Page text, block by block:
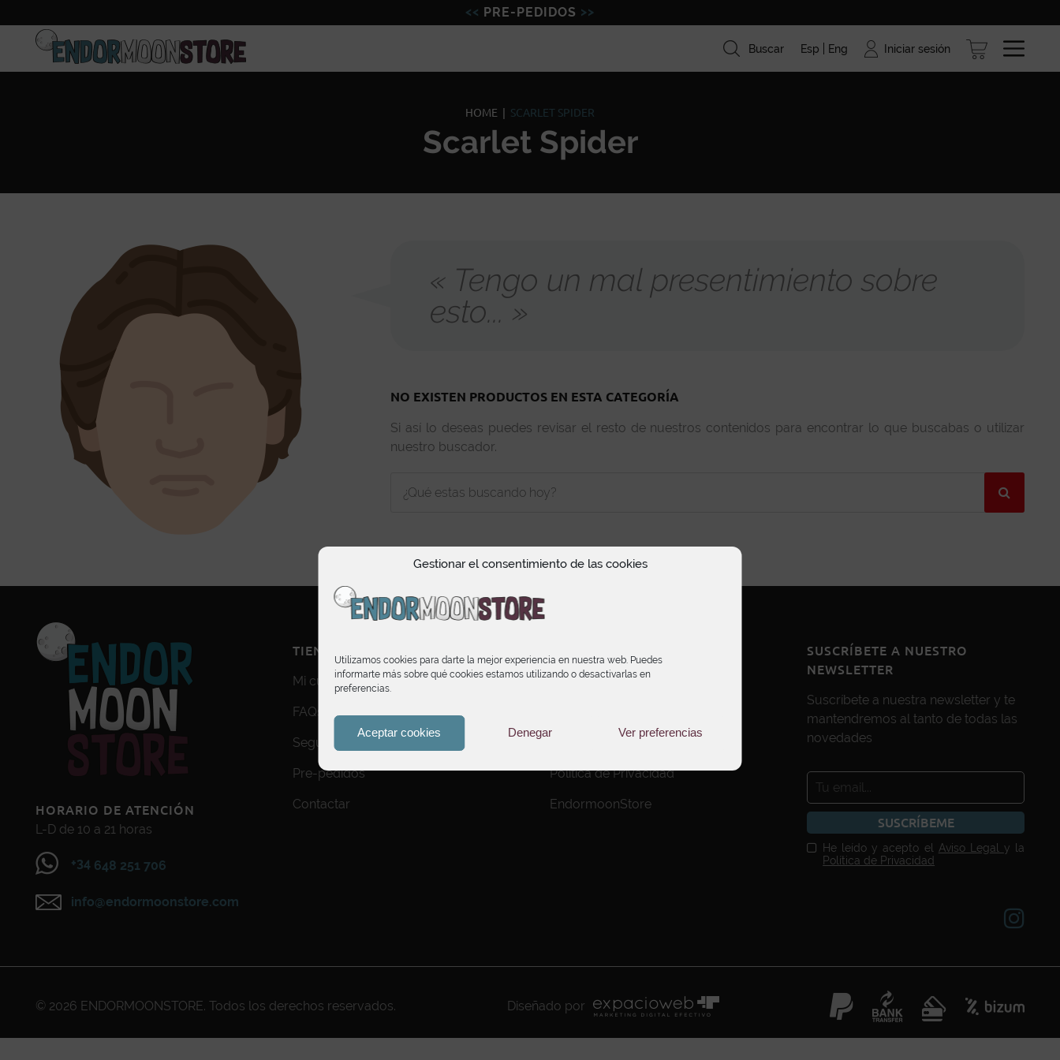
Gestionar el consentimiento de las cookies
Utilizamos cookies para darte la mejor experiencia en nuestra web. Puedes
informarte más sobre qué cookies estamos utilizando o desactivarlas en
preferencias.
Aceptar cookies Denegar Ver preferencias
PRE-PEDIDOS
Inicio Pre-pedidos Figuras Miniaturas Modelismo Marcas Blog
Buscar Esp Eng Iniciar sesión
HOME SCARLET SPIDER
Scarlet Spider
« Tengo un mal presentimiento sobre
esto... »
NO EXISTEN PRODUCTOS EN ESTA CATEGORÍA
Si así lo deseas puedes revisar el resto de nuestros contenidos para encontrar lo que buscabas o utilizar
nuestro buscador.
HORARIO DE ATENCIÓN
L-D de 10 a 21 horas
+34 648 251 706
info@endormoonstore.com
TIENDA
Mi cuenta
FAQs
Seguimiento de Pedidos
Pre-pedidos
Contactar
Condiciones de Compra
Política de Cookies
Política de Privacidad
EndormoonStore
SUSCRÍBETE A NUESTRO
NEWSLETTER
Suscríbete a nuestra newsletter y te
mantendremos al tanto de todas las
novedades
SUSCRÍBEME
He leído y acepto el Aviso Legal y la
Política de Privacidad
© 2026 ENDORMOONSTORE. Todos los derechos reservados. Diseñado por